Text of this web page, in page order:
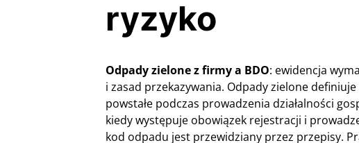
ryzyko
Odpady zielone z firmy a BDO: ewidencja
i zasad przekazywania. Odpady zielone
powstałe podczas prowadzenia działalności
kiedy występuje obowiązek rejestracji i
kod odpadu jest przewidziany przez przepisy.